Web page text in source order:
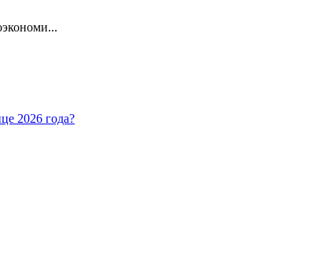
2026 года?